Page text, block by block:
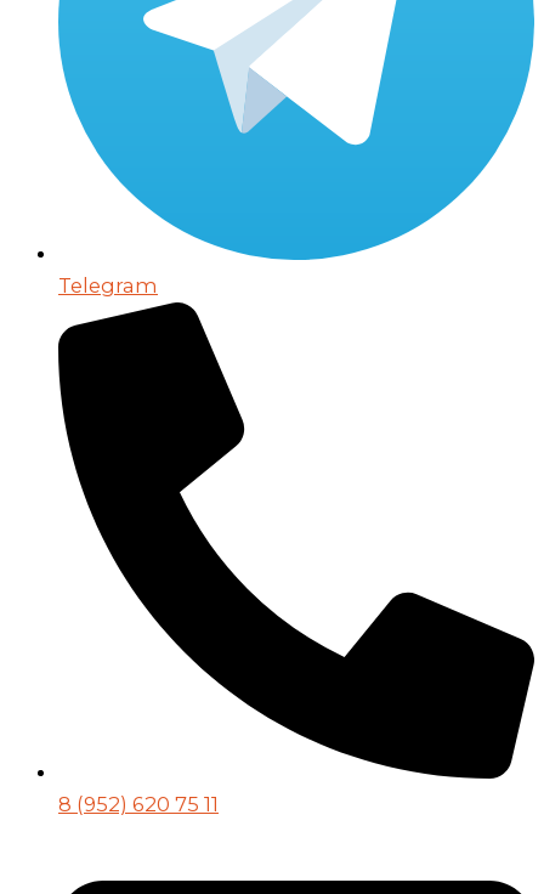
Telegram
8 (952) 620 75 11